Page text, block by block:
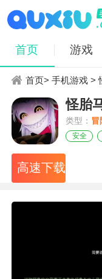
首页 游戏
首页>手机游戏 >
怪胎
类型： 冒
安全
高速下载